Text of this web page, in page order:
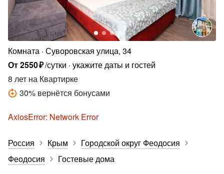
Комната Суворовская улица, 34
От2550₽/сутки укажите даты и гостей
8 лет на Квартирке
30% вернётся бонусами
AxiosError: Network Error
Россия Крым
Городской округ Феодосия
Феодосия
Гостевые дома